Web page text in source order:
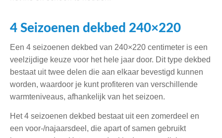
4 Seizoenen dekbed 240×220
Een 4 seizoenen dekbed van 240×220 centimeter is een
veelzijdige keuze voor het hele jaar door. Dit type dekbed
bestaat uit twee delen die aan elkaar bevestigd kunnen
worden, waardoor je kunt profiteren van verschillende
warmteniveaus, afhankelijk van het seizoen.
Het 4 seizoenen dekbed bestaat uit een zomerdeel en
een voor-/najaarsdeel, die apart of samen gebruikt